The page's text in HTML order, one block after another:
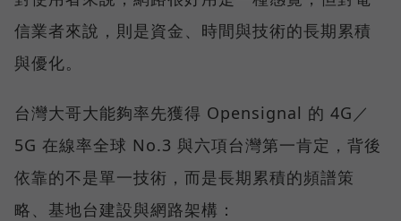
信業者來說，則是資金、時間與技術的長期累積
與優化。
台灣大哥大能夠率先獲得 Opensignal 的 4G／
5G 在線率全球 No.3 與六項台灣第一肯定，背後
依靠的不是單一技術，而是長期累積的頻譜策
略、基地台建設與網路架構：